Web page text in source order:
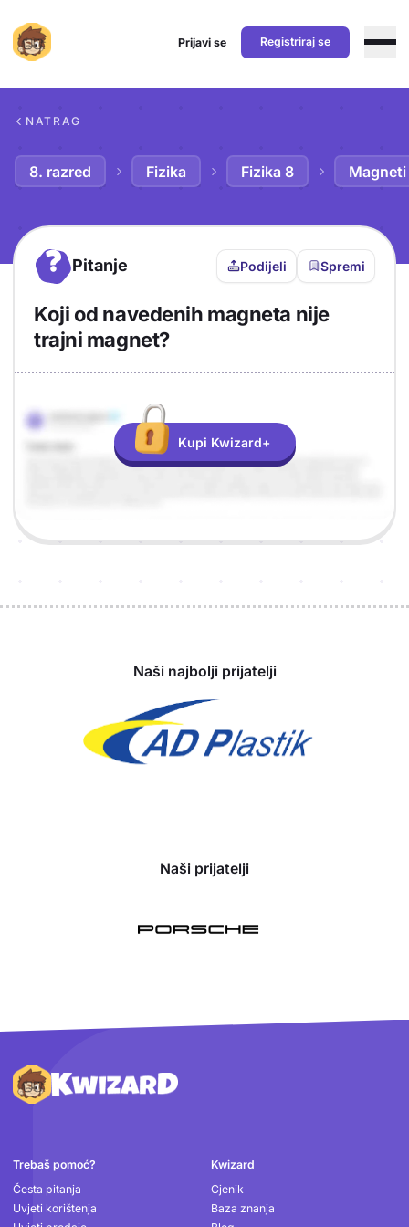
Prijavi se Registriraj se
NATRAG
8. razred Fizika Fizika 8 Magneti
? Pitanje Podijeli Spremi
Koji od navedenih magneta nije
trajni magnet?
Odgovor
Objašnjenje
Kupi Kwizard+
Naši najbolji prijatelji
Naši prijatelji
Podnožje
Trebaš pomoć?
Česta pitanja
Uvjeti korištenja
Kwizard
Cjenik
Baza znanja